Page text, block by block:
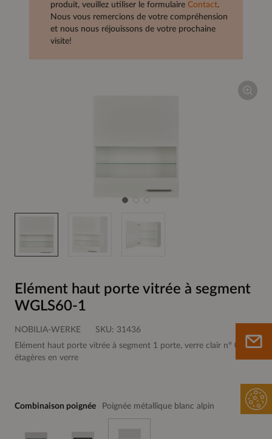
produit, veuillez utiliser le formulaire Contact.
Nous vous remercions de votre compréhension
et nous nous réjouissons de votre prochaine
visite!
Elément haut porte vitrée à segment
WGLS60-1
NOBILIA-WERKE SKU: 31436
Elément haut porte vitrée à segment 1 porte, verre clair n° 01, 2
étagères en verre
Combinaison poignée Poignée métallique blanc alpin